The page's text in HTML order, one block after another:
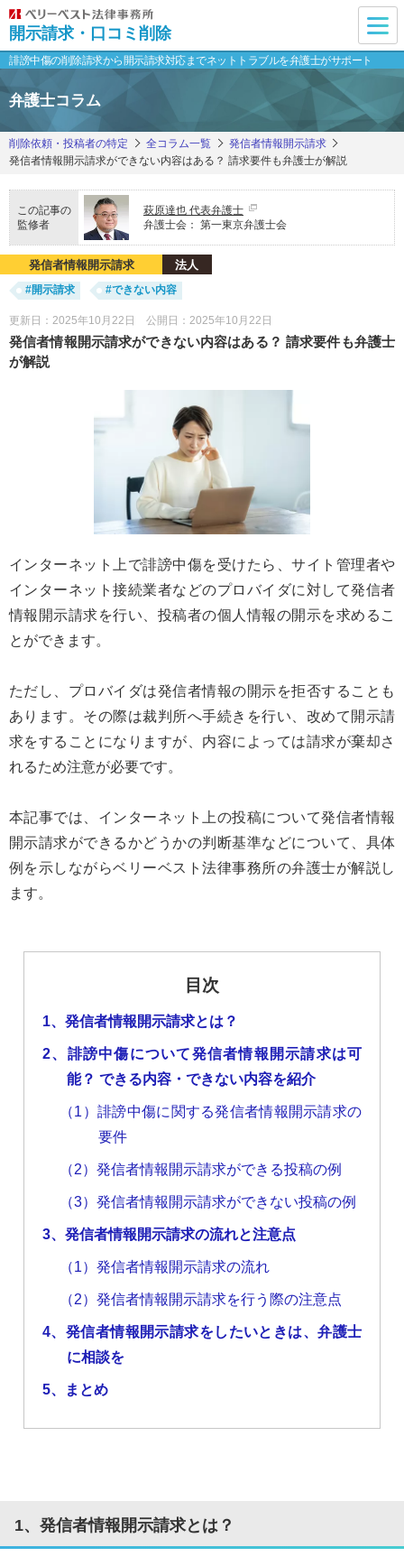
開示請求・口コミ削除
誹謗中傷の削除請求から開示請求対応までネットトラブルを弁護士がサポート
弁護士コラム
削除依頼・投稿者の特定 全コラム一覧
発信者情報開示請求
発信者情報開示請求ができない内容はある？ 請求要件も弁護士が解説
この記事の
監修者
萩原達也 代表弁護士
弁護士会： 第一東京弁護士会
発信者情報開示請求 法人
更新日：2025年10月22日 公開日：2025年10月22日
発信者情報開示請求ができない内容はある？ 請求要件も弁護士
が解説
インターネット上で誹謗中傷を受けたら、サイト管理者や
インターネット接続業者などのプロバイダに対して発信者
情報開示請求を行い、投稿者の個人情報の開示を求めるこ
とができます。
ただし、プロバイダは発信者情報の開示を拒否することも
あります。その際は裁判所へ手続きを行い、改めて開示請
求をすることになりますが、内容によっては請求が棄却さ
れるため注意が必要です。
本記事では、インターネット上の投稿について発信者情報
開示請求ができるかどうかの判断基準などについて、具体
例を示しながらベリーベスト法律事務所の弁護士が解説し
ます。
#開示請求 #できない内容
目次
1、発信者情報開示請求とは？
2、誹謗中傷について発信者情報開示請求は可
能？ できる内容・できない内容を紹介
（1）誹謗中傷に関する発信者情報開示請求の
要件
（2）発信者情報開示請求ができる投稿の例
（3）発信者情報開示請求ができない投稿の例
3、発信者情報開示請求の流れと注意点
（1）発信者情報開示請求の流れ
（2）発信者情報開示請求を行う際の注意点
4、発信者情報開示請求をしたいときは、弁護士
に相談を
5、まとめ
1、発信者情報開示請求とは？